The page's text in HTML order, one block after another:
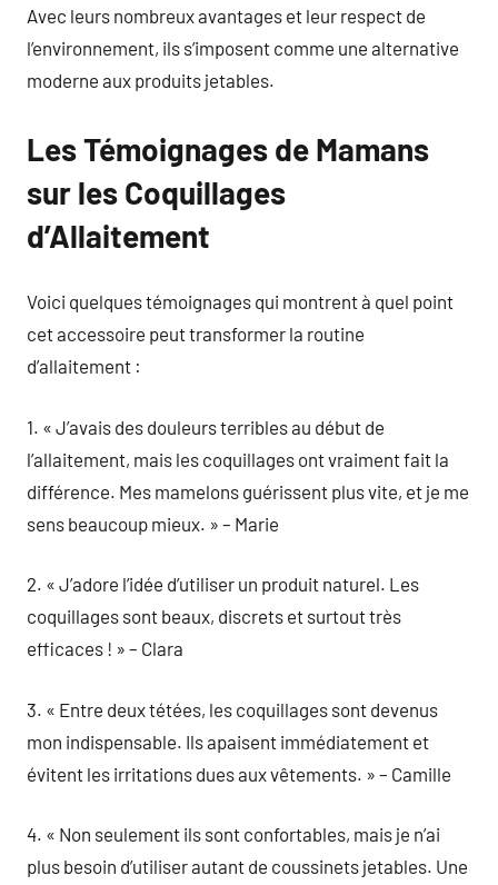
Avec leurs nombreux avantages et leur respect de
l’environnement, ils s’imposent comme une alternative
moderne aux produits jetables.
Les Témoignages de Mamans
sur les Coquillages
d’Allaitement
Voici quelques témoignages qui montrent à quel point
cet accessoire peut transformer la routine
d’allaitement :
1. « J’avais des douleurs terribles au début de
l’allaitement, mais les coquillages ont vraiment fait la
différence. Mes mamelons guérissent plus vite, et je me
sens beaucoup mieux. » – Marie
2. « J’adore l’idée d’utiliser un produit naturel. Les
coquillages sont beaux, discrets et surtout très
efficaces ! » – Clara
3. « Entre deux tétées, les coquillages sont devenus
mon indispensable. Ils apaisent immédiatement et
évitent les irritations dues aux vêtements. » – Camille
4. « Non seulement ils sont confortables, mais je n’ai
plus besoin d’utiliser autant de coussinets jetables. Une